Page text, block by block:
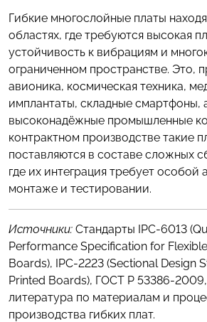
Гибкие многослойные платы
областях, где требуются высокая
устойчивость к вибрациям и
ограниченном пространстве. Это,
авионика, космическая техника,
имплантаты, складные смартфоны,
высоконадёжные промышленные
контрактном производстве такие
поставляются в составе сложных
где их интеграция требует особой
монтаже и тестировании.
Источники: Стандарты IPC-6013
Performance Specification for
Boards), IPC-2223 (Sectional Design
Printed Boards), ГОСТ Р 53386-2009,
литература по материалам и
производства гибких плат.